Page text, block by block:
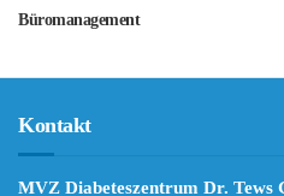
Büromanagement
Kontakt
MVZ Diabeteszentrum Dr. Tews